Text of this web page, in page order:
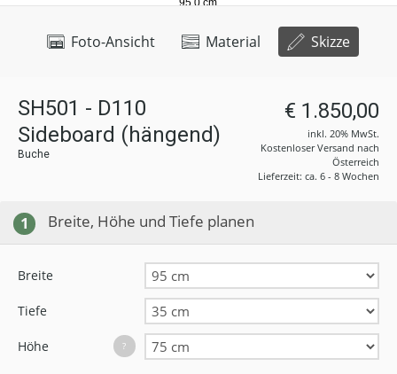
Foto-Ansicht Material Skizze
SH501 - D110
Sideboard (hängend)
Buche
€ 1.850,00
inkl. 20% MwSt.
Kostenloser Versand nach
Österreich
Lieferzeit: ca. 6 - 8 Wochen
1 Breite, Höhe und Tiefe planen
Breite
Tiefe
Höhe ?